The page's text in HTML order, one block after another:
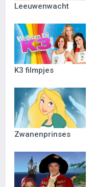
Leeuwenwacht
K3 filmpjes
Zwanenprinses